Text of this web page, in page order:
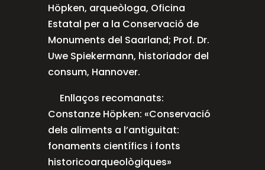
Höpken, arqueòloga, Oficina
Estatal per a la Conservació de
Monuments del Saarland; Prof. Dr.
Uwe Spiekermann, historiador del
consum, Hannover.
Enllaços recomanats:
Constanze Höpken: «Conservació
dels aliments a l’antiguitat:
fonaments científics i fonts
historicoarqueològiques»